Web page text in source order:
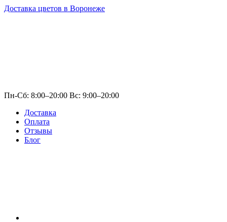
Доставка цветов в Воронеже
Пн-Сб: 8:00–20:00 Вс: 9:00–20:00
Доставка
Оплата
Отзывы
Блог